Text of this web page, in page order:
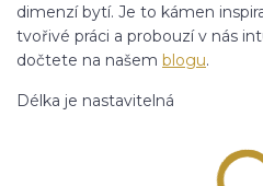
dimenzí bytí. Je to kámen
tvořivé práci a probouzí v nás
dočtete na našem blogu.
Délka je nastavitelná